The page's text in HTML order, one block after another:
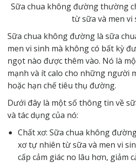
Sữa chua không đường thường
từ sữa và men vi
Sữa chua không đường là sữa
men vi sinh mà không có bất kỳ
ngọt nào được thêm vào. Nó là
mạnh và ít calo cho những người
hoặc hạn chế tiêu thụ đường.
Dưới đây là một số thông tin về
và tác dụng của nó:
Chất xơ: Sữa chua không
xơ tự nhiên từ sữa và men vi
cấp cảm giác no lâu hơn, giảm